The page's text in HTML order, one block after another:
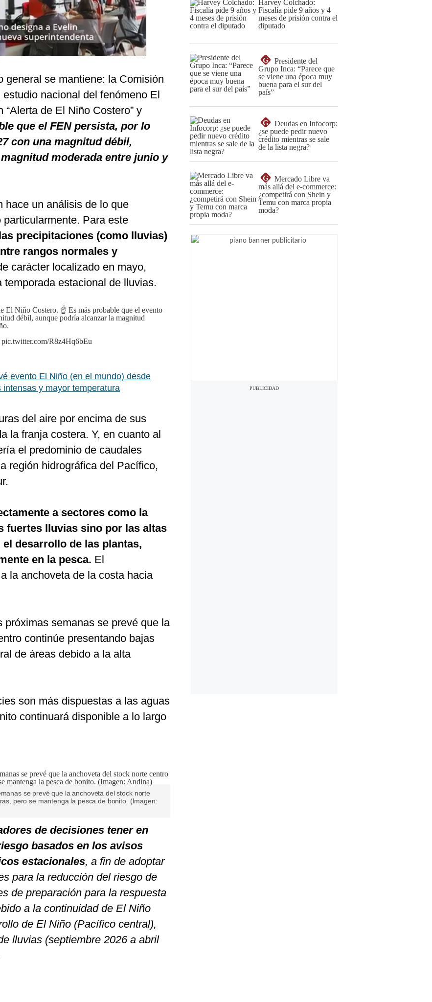
general se mantiene: la Comisión
nacional del fenómeno El
de El Niño Costero” y
que el FEN persista, por lo
con una magnitud débil,
moderada entre junio y
hace un análisis de lo que
Para este
precipitaciones (como lluvias)
rangos normales y
carácter localizado en mayo,
estacional de lluvias.
El Niño Costero. ☝️ Es más probable que el evento
débil, aunque podría alcanzar la magnitud
pic.twitter.com/R8z4Hq6bEu
evento El Niño (en el mundo) desde
y mayor temperatura
del aire por encima de sus
la franja costera. Y, en cuanto al
el predominio de caudales
región hidrográfica del Pacífico,
a sectores como la
fuertes lluvias sino por las altas
desarrollo de las plantas,
en la pesca. El
la anchoveta de la costa hacia
próximas semanas se prevé que la
continúe presentando bajas
de áreas debido a la alta
son más dispuestas a las aguas
continuará disponible a lo largo
se prevé que la anchoveta del stock norte
pero se mantenga la pesca de bonito. (Imagen:
de decisiones tener en
basados en los avisos
estacionales, a fin de adoptar
para la reducción del riesgo de
de preparación para la respuesta
a la continuidad de El Niño
de El Niño (Pacífico central),
lluvias (septiembre 2026 a abril
Harvey Colchado:
Fiscalía pide 9 años y 4
meses de prisión contra el
diputado
G
Presidente del
Grupo Inca: “Parece que
se viene una época muy
buena para el sur del
país”
G
Deudas en Infocorp:
¿se puede pedir nuevo
crédito mientras se sale
de la lista negra?
G
Mercado Libre va
más allá del e-commerce:
¿competirá con Shein y
Temu con marca propia
moda?